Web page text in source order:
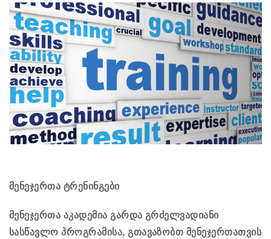
მენეჯერთა ტრენინგები
მენეჯერთა აკადემია გარდა გრძელვადიანი
სასწავლო პროგრამისა, გთავაზობთ მენეჯერთათვის